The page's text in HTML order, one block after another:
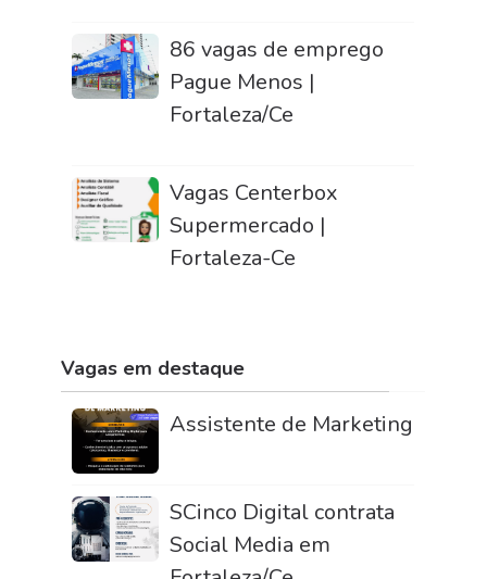
86 vagas de emprego
Pague Menos |
Fortaleza/Ce
Vagas Centerbox
Supermercado |
Fortaleza-Ce
Vagas em destaque
Assistente de Marketing
SCinco Digital contrata
Social Media em